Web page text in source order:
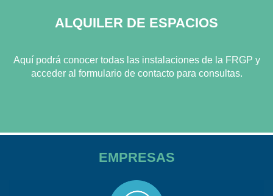
ALQUILER DE ESPACIOS
Aquí podrá conocer todas las instalaciones de la FRGP y
acceder al formulario de contacto para consultas.
EMPRESAS